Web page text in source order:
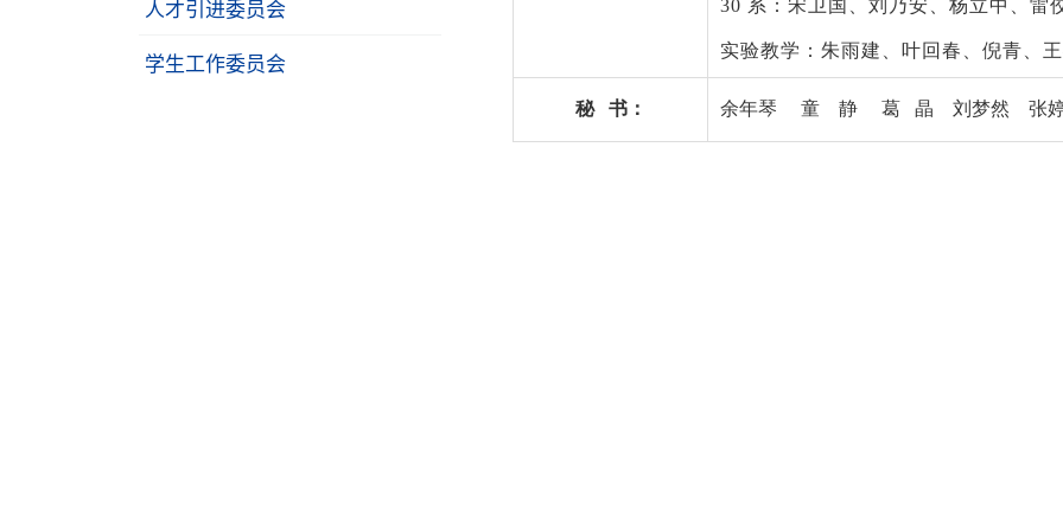
人才引进委员会
学生工作委员会
30 系：宋卫国、刘乃安、杨立中、雷
实验教学：朱雨建、叶回春、倪青、
秘 书： 余年琴 童 静 葛 晶 刘梦然 张